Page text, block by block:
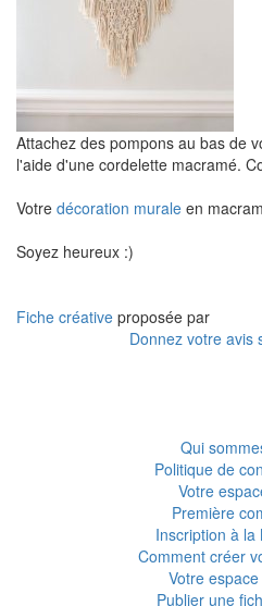
Attachez des pompons au bas de
l'aide d'une cordelette macramé.
Votre décoration murale en
Soyez heureux :)
Fiche créative proposée par
Donnez votre avis
Qui
Politique de
Votre
Première
Inscription à la
Comment créer
Votre
Publier une